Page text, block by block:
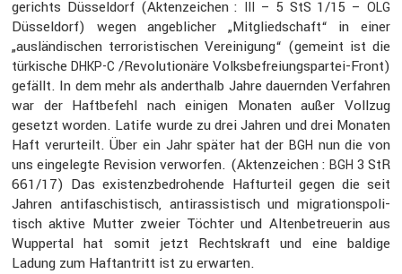
ge­richts Düssel­dorf (Akten­zei­chen : III – 5 StS 1/15 –OLG
Düssel­dorf) wegen angeb­li­cher „Mitglied­schaft“ in einer
„auslän­di­schen terro­ris­ti­schen Verei­ni­gung“ (gemeint ist die
türki­sche DHKP-C /Revolutionäre Volks­be­frei­ungs­partei-Front)
gefällt. In dem mehr als andert­halb Jahre dauernden Verfahren
war der Haftbe­fehl nach einigen Monaten außer Vollzug
gesetzt worden. Latife wurde zu drei Jahren und drei Monaten
Haft verur­teilt. Über ein Jahr später hat derBGH nun die von
uns einge­legte Revision verworfen. (Akten­zei­chen : BGH 3 StR
661/17) Das existenz­be­dro­hende Haftur­teil gegen die seit
Jahren antifa­schis­tisch, antiras­sis­tisch und migra­ti­ons­po­li­
tisch aktive Mutter zweier Töchter und Alten­be­treuerin aus
Wuppertal hat somit jetzt Rechts­kraft und eine baldige
Ladung zum Haftan­tritt ist zu erwarten.